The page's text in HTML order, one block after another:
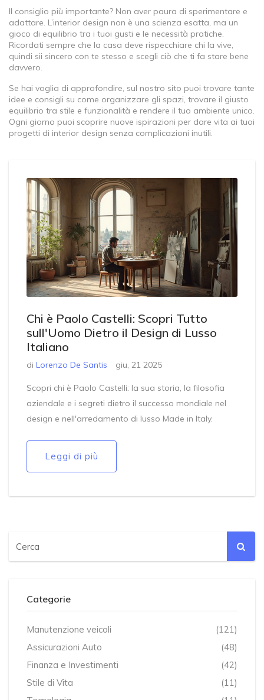
Il consiglio più importante? Non aver paura di sperimentare e
adattare. L’interior design non è una scienza esatta, ma un
gioco di equilibrio tra i tuoi gusti e le necessità pratiche.
Ricordati sempre che la casa deve rispecchiare chi la vive,
quindi sii sincero con te stesso e scegli ciò che ti fa stare bene
davvero.
Se hai voglia di approfondire, sul nostro sito puoi trovare tante
idee e consigli su come organizzare gli spazi, trovare il giusto
equilibrio tra stile e funzionalità e rendere il tuo ambiente unico.
Ogni giorno puoi scoprire nuove ispirazioni per dare vita ai tuoi
progetti di interior design senza complicazioni inutili.
Chi è Paolo Castelli: Scopri Tutto
sull'Uomo Dietro il Design di Lusso
Italiano
di Lorenzo De Santis giu, 21 2025
Scopri chi è Paolo Castelli: la sua storia, la filosofia
aziendale e i segreti dietro il successo mondiale nel
design e nell'arredamento di lusso Made in Italy.
Leggi di più
Categorie
Manutenzione veicoli
(121)
Assicurazioni Auto
(48)
Finanza e Investimenti
(42)
Stile di Vita
(11)